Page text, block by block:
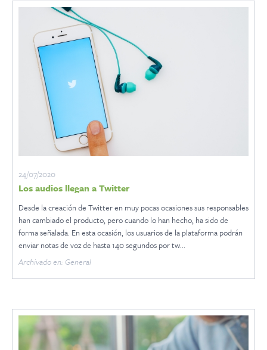
24/07/2020
Los audios llegan a Twitter
Desde la creación de Twitter en muy pocas ocasiones sus responsables
han cambiado el producto, pero cuando lo han hecho, ha sido de
forma señalada. En esta ocasión, los usuarios de la plataforma podrán
enviar notas de voz de hasta 140 segundos por tw...
Archivado en: General